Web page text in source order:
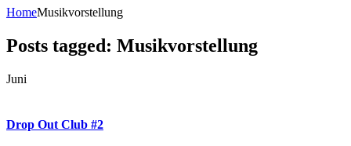
HomeMusikvorstellung
Posts tagged: Musikvorstellung
Juni
Drop Out Club #2